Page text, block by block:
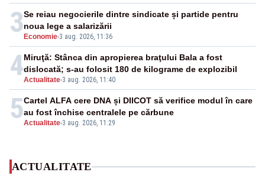
3 Economie-3 aug. 2026, 11:36
Se reiau negocierile dintre sindicate și partide pentru
noua lege a salarizării
4Actualitate-3 aug. 2026, 11:40
Miruţă: Stânca din apropierea braţului Bala a fost
dislocată; s-au folosit 180 de kilograme de explozibil
5Actualitate-3 aug. 2026, 11:29
Cartel ALFA cere DNA și DIICOT să verifice modul în care
au fost închise centralele pe cărbune
ACTUALITATE